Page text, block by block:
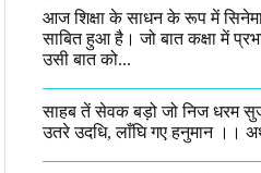
आज शिक्षा के साधन के रूप में सिनेमा
साबित हुआ है। जो बात कक्षा में
उसी बात को...
साहब तें सेवक बड़ो जो निज धरम
उतरे उदधि, लाँघि गए हनुमान ।।​